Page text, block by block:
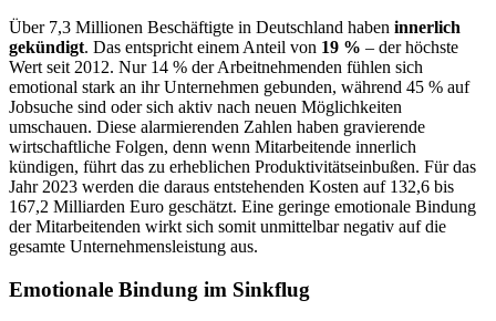
Über 7,3 Millionen Beschäftigte in Deutschland haben innerlich
gekündigt. Das entspricht einem Anteil von 19 % – der höchste
Wert seit 2012. Nur 14 % der Arbeitnehmenden fühlen sich
emotional stark an ihr Unternehmen gebunden, während 45 % auf
Jobsuche sind oder sich aktiv nach neuen Möglichkeiten
umschauen. Diese alarmierenden Zahlen haben gravierende
wirtschaftliche Folgen, denn wenn Mitarbeitende innerlich
kündigen, führt das zu erheblichen Produktivitätseinbußen. Für das
Jahr 2023 werden die daraus entstehenden Kosten auf 132,6 bis
167,2 Milliarden Euro geschätzt. Eine geringe emotionale Bindung
der Mitarbeitenden wirkt sich somit unmittelbar negativ auf die
gesamte Unternehmensleistung aus.
Emotionale Bindung im Sinkflug